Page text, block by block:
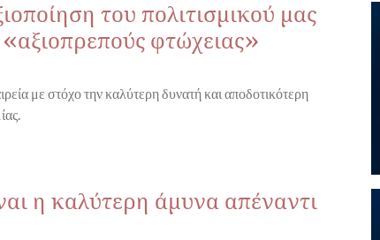
του πολιτισμικού μας
φτώχειας»
με στόχο την καλύτερη δυνατή και αποδοτικότερη
η καλύτερη άμυνα απέναντι